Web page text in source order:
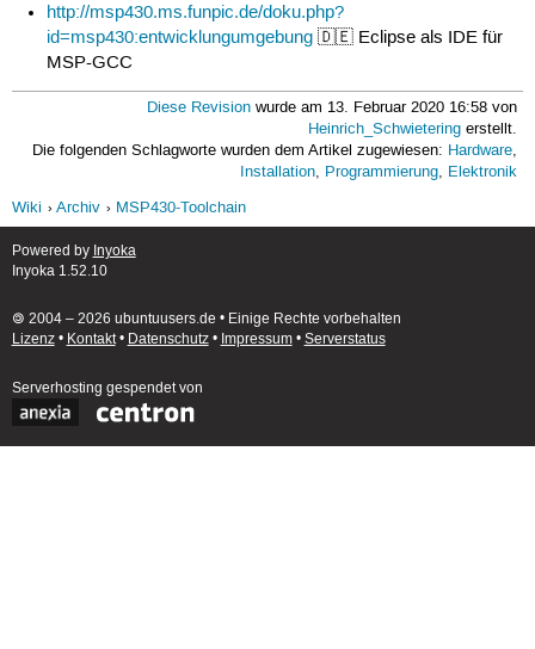
http://msp430.ms.funpic.de/doku.php?
id=msp430:entwicklungumgebung 🇩🇪 Eclipse als IDE für
MSP-GCC
Diese Revision wurde am 13. Februar 2020 16:58 von
Heinrich_Schwietering erstellt.
Die folgenden Schlagworte wurden dem Artikel zugewiesen: Hardware,
Installation, Programmierung, Elektronik
Wiki
Archiv MSP430-Toolchain
Powered by Inyoka
Inyoka 1.52.10
🄯 2004 – 2026 ubuntuusers.de • Einige Rechte vorbehalten
Lizenz• Kontakt• Datenschutz• Impressum• Serverstatus
Serverhosting gespendet von